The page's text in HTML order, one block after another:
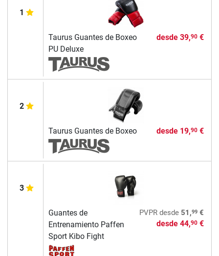
1
Taurus Guantes de Boxeo
PU Deluxe
desde 39,90€
2
Taurus Guantes de Boxeo desde 19,90€
3
Guantes de
Entrenamiento Paffen
Sport Kibo Fight
PVPRdesde 51,99€
desde 44,90€